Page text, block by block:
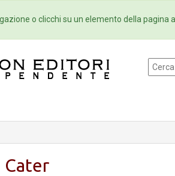
Collane Newsletter
Cater
o clicchi su un elemento della pagina